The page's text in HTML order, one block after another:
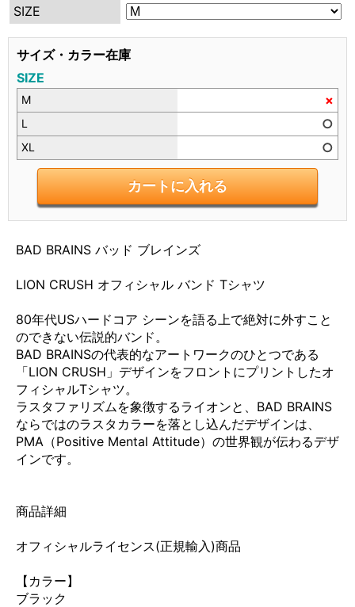
SIZE
サイズ・カラー在庫
SIZE
M ×
L ○
XL ○
BAD BRAINS バッド ブレインズ
LION CRUSH オフィシャル バンド Tシャツ
80年代USハードコア シーンを語る上で絶対に外すこと
のできない伝説的バンド。
BAD BRAINSの代表的なアートワークのひとつである
「LION CRUSH」デザインをフロントにプリントしたオ
フィシャルTシャツ。
ラスタファリズムを象徴するライオンと、BAD BRAINS
ならではのラスタカラーを落とし込んだデザインは、
PMA（Positive Mental Attitude）の世界観が伝わるデザ
インです。
商品詳細
オフィシャルライセンス(正規輸入)商品
【カラー】
ブラック